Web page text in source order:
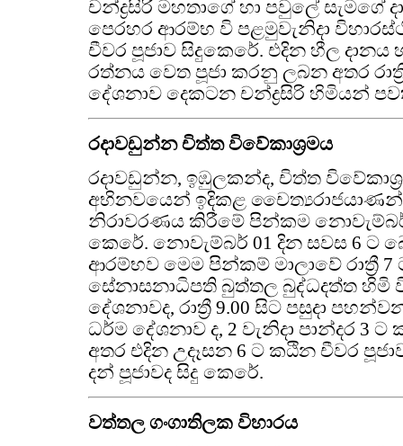
චන්ද්‍රසිරි මහතාගේ හා පවුලේ
පෙරහර ආරම්භ වි පළමුවැනිදා
චීවර පූජාව සිදුකෙරේ. එදින හීල දානය
රත්නය වෙත පූජා කරනු ලබන අතර
දේශනාව දෙකටන චන්ද්‍රසිරි හිමියන්
රදාවඩුන්න චිත්ත විවේකාශ්‍රමය
රදාවඩුන්න, ඉඹුලකන්ද, චිත්ත
අභිනවයෙන් ඉදිකළ
නිරාවරණය කිරීමේ පින්කම නොවැම්බර්
කෙරේ. නොවැම්බර් 01 දින සවස 6 ට
ආරම්භව මෙම පින්කම් මාලාවේ රාත්‍රී
සේනාසනාධිපති බුත්තල බුද්ධදත්ත
දේශනාවද, රාත්‍රී 9.00 සිට පසුදා
ධර්ම දේශනාව ද, 2 වැනිදා පාන්දර 3
අතර එදින උදෑසන 6 ට කඨින චීවර
දන් පූජාවද සිදු කෙරේ.
වත්තල ගංගාතිලක විහාරය